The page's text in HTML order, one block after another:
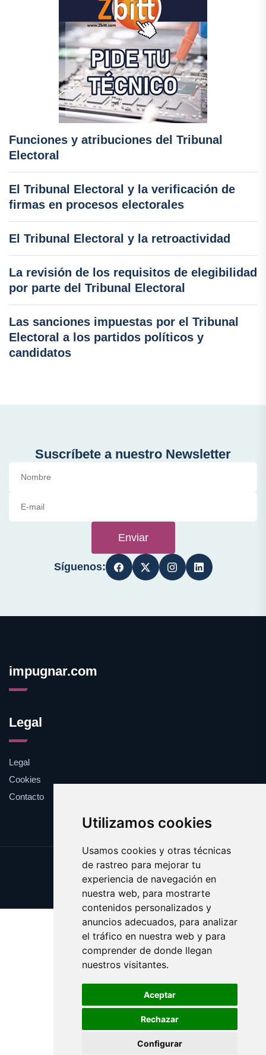
Utilizamos cookies
Usamos cookies y otras técnicas
de rastreo para mejorar tu
experiencia de navegación en
nuestra web, para mostrarte
contenidos personalizados y
anuncios adecuados, para analizar
el tráfico en nuestra web y para
comprender de donde llegan
nuestros visitantes.
Aceptar
Rechazar
Configurar
Funciones y atribuciones del Tribunal
Electoral
El Tribunal Electoral y la verificación de
firmas en procesos electorales
El Tribunal Electoral y la retroactividad
La revisión de los requisitos de elegibilidad
por parte del Tribunal Electoral
Las sanciones impuestas por el Tribunal
Electoral a los partidos políticos y
candidatos
Suscríbete a nuestro Newsletter
Enviar
Síguenos:
impugnar.com
Legal
Legal
Cookies
Contacto
Update cookies preferences
Copyright © 2025 impugnar.com